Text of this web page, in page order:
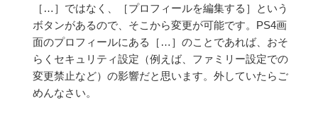
［…］ではなく、［プロフィールを編集する］という
ボタンがあるので、そこから変更が可能です。PS4画
面のプロフィールにある［…］のことであれば、おそ
らくセキュリティ設定（例えば、ファミリー設定での
変更禁止など）の影響だと思います。外していたらご
めんなさい。